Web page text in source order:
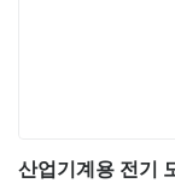
산업기계용 전기